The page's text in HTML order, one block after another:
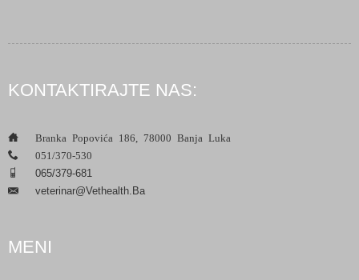
KONTAKTIRAJTE NAS:
Branka Popovića 186, 78000 Banja Luka
051/370-530
065/379-681
Veterinar@vethealth.ba
MENI